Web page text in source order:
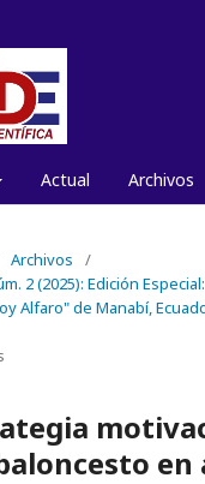
Actual Archivos
Archivos
/
2 (2025): Edición
Alfaro" de Manabí,
en